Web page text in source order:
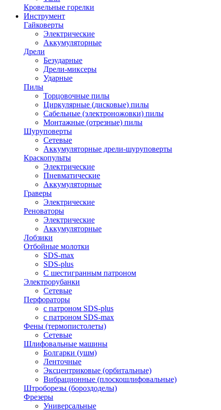
Кровельные горелки
Инструмент
Гайковерты
Электрические
Аккумуляторные
Дрели
Безударные
Дрели-миксеры
Ударные
Пилы
Торцовочные пилы
Циркулярные (дисковые) пилы
Сабельные (электроножовки) пилы
Монтажные (отрезные) пилы
Шуруповерты
Сетевые
Аккумуляторные дрели-шуруповерты
Краскопульты
Электрические
Пневматические
Аккумуляторные
Граверы
Электрические
Реноваторы
Электрические
Аккумуляторные
Лобзики
Отбойные молотки
SDS-max
SDS-plus
С шестигранным патроном
Электрорубанки
Сетевые
Перфораторы
с патроном SDS-plus
с патроном SDS-max
Фены (термопистолеты)
Сетевые
Шлифовальные машины
Болгарки (ушм)
Ленточные
Эксцентриковые (орбитальные)
Вибрационные (плоскошлифовальные)
Штроборезы (бороздоделы)
Фрезеры
Универсальные